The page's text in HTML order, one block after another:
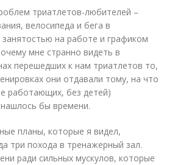
триатлетов-любителей –
велосипеда и бега в
на работе и графиком
мне странно видеть в
перешедших к нам триатлетов то,
они отдавали тому, на что
работающих, без детей)
бы времени.
планы, которые я видел,
три похода в тренажерный зал.
ради сильных мускулов, которые